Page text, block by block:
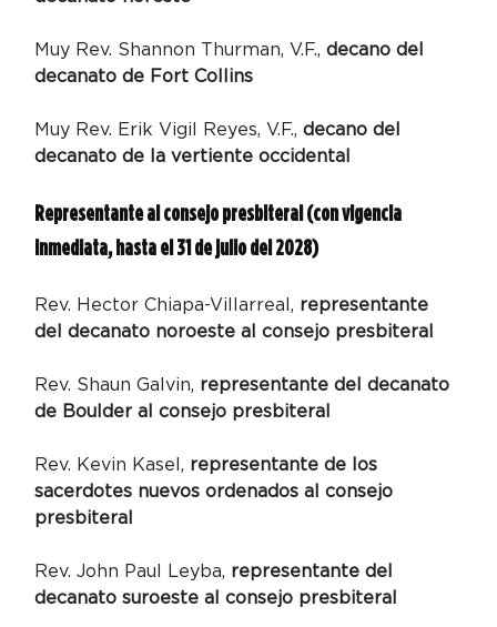
Muy Rev. Shannon Thurman, V.F., decano del
decanato de Fort Collins
Muy Rev. Erik Vigil Reyes, V.F., decano del
decanato de la vertiente occidental
Representante al consejo presbiteral (con vigencia
inmediata, hasta el 31 de julio del 2028)
Rev. Hector Chiapa-Villarreal, representante
del decanato noroeste al consejo presbiteral
Rev. Shaun Galvin, representante del decanato
de Boulder al consejo presbiteral
Rev. Kevin Kasel, representante de los
sacerdotes nuevos ordenados al consejo
presbiteral
Rev. John Paul Leyba, representante del
decanato suroeste al consejo presbiteral